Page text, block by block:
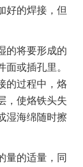
好的焊接，但
将要形成的
或插孔里。
的过程中，烙
，使烙铁头失
湿海绵随时擦
的适量，同